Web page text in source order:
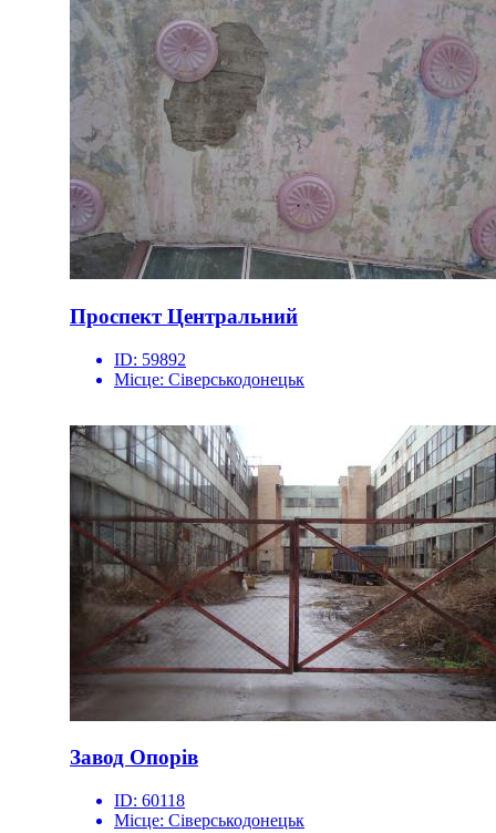
Проспект Центральний
ID: 59892
Місце: Сіверськодонецьк
Завод Опорів
ID: 60118
Місце: Сіверськодонецьк